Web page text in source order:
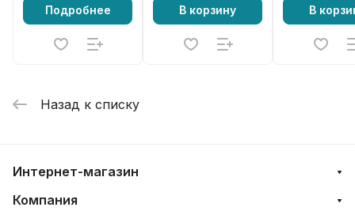
Подробнее В корзину В
Назад к списку
Интернет-магазин
Компания